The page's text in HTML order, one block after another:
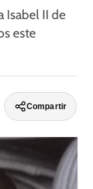
Isabel II de
este
Compartir